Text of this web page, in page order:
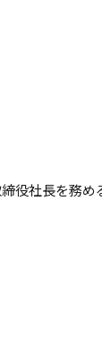
役社長を務め